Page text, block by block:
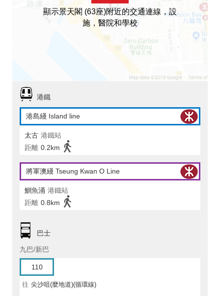
顯示景天閣 (63座)附近的交通連線，設
施，醫院和學校
港鐵
港島綫 Island line
太古 港鐵站
距離 0.2km
將軍澳綫 Tseung Kwan O Line
鰂魚涌 港鐵站
距離 0.8km
巴士
九巴/新巴
110
往 尖沙咀(麼地道)(循環線)